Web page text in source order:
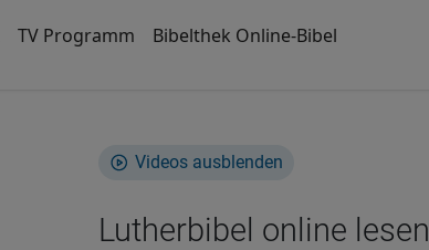
TV Programm Bibelthek Online-Bibel
Videos ausblenden
Lutherbibel online lesen